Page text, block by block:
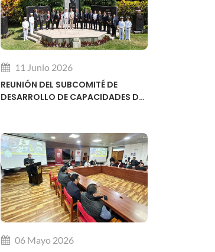
11 Junio 2026
REUNIÓN DEL SUBCOMITÉ DE
DESARROLLO DE CAPACIDADES DE
06 Mayo 2026